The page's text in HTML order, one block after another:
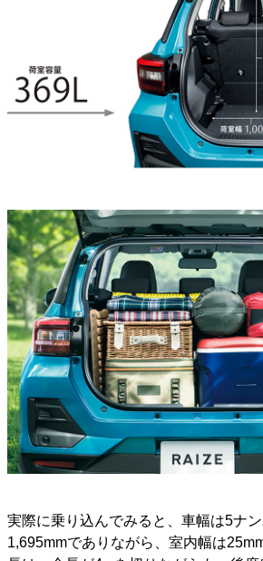
実際に乗り込んでみると、車幅は5ナ
1,695mmでありながら、室内幅は